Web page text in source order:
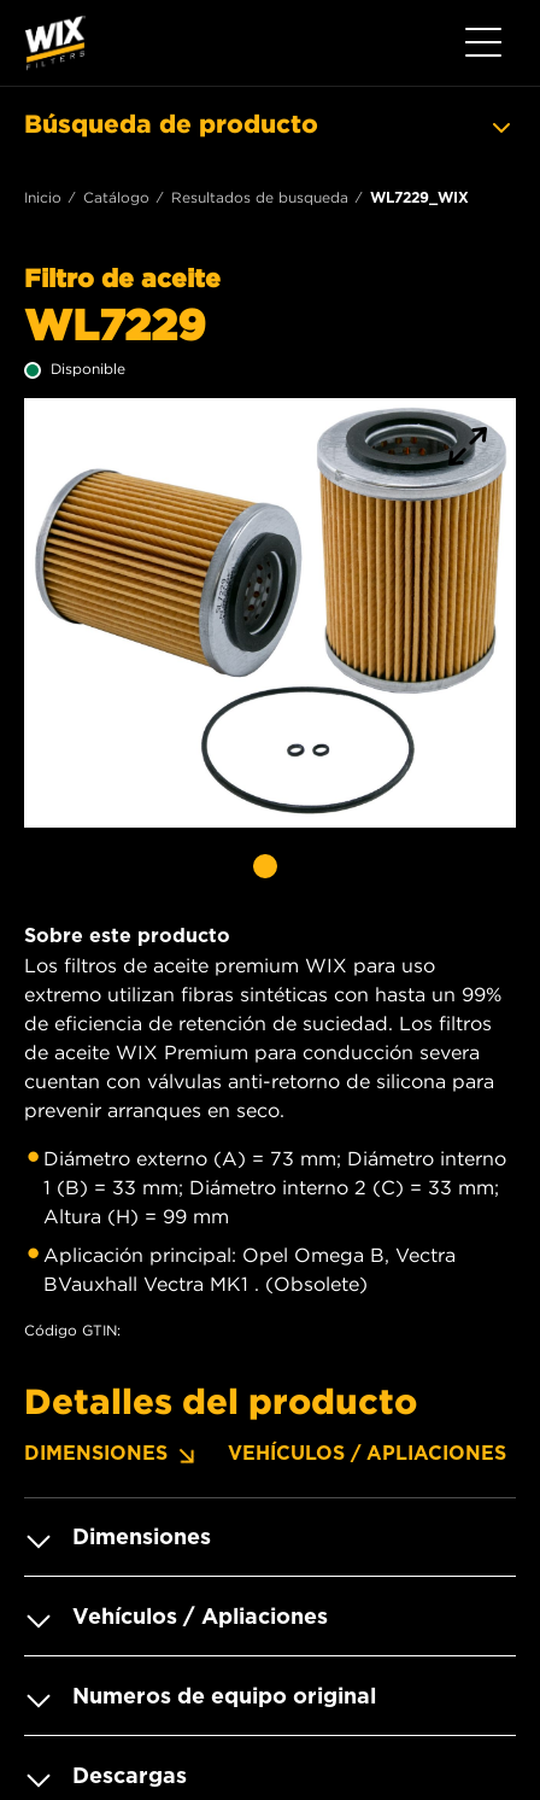
Toggle
Búsqueda de producto
Inicio Catálogo Resultados de busqueda WL7229_WIX
Filtro de aceite
WL7229
Disponible
Sobre este producto
Los filtros de aceite premium WIX para uso
extremo utilizan fibras sintéticas con hasta un 99%
de eficiencia de retención de suciedad. Los filtros
de aceite WIX Premium para conducción severa
cuentan con válvulas anti-retorno de silicona para
prevenir arranques en seco.
Diámetro externo (A) = 73 mm; Diámetro interno
1 (B) = 33 mm; Diámetro interno 2 (C) = 33 mm;
Altura (H) = 99 mm
Aplicación principal: Opel Omega B, Vectra
BVauxhall Vectra MK1 . (Obsolete)
Código GTIN:
Detalles del producto
DIMENSIONES VEHÍCULOS / APLIACIONES
Dimensiones
Vehículos / Apliaciones
Numeros de equipo original
Descargas